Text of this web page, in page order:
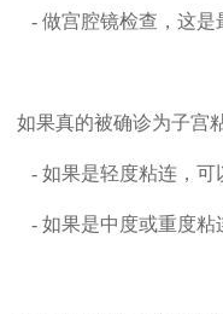
- 做宫腔镜检查，这是
如果真的被确诊为子宫
- 如果是轻度粘连，可
- 如果是中度或重度粘